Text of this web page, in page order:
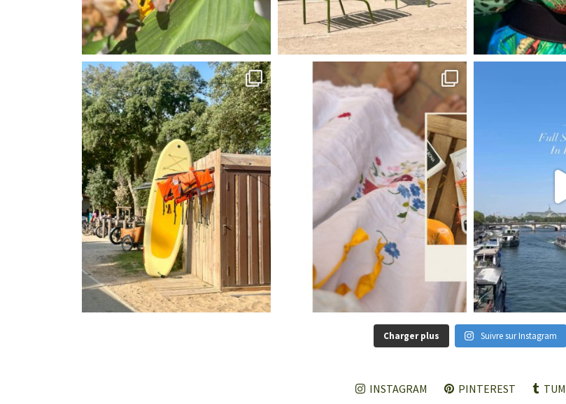
Charger plus Suivre sur Instagram
INSTAGRAM PINTEREST